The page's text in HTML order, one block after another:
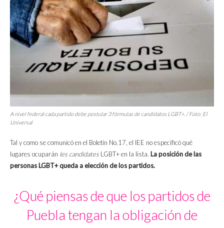
A nivel federal cada partido debe postular 3 fórmulas de candidatos LGBT+. / Foto: El
Universal
Tal y como se comunicó en el Boletín No.17, el IEE no especificó qué
lugares ocuparán les candidates LGBT+ en la lista. La posición de las
personas LGBT+ queda a elección de los partidos.
¿Qué piensas de que los partidos de
Puebla tengan la obligación de